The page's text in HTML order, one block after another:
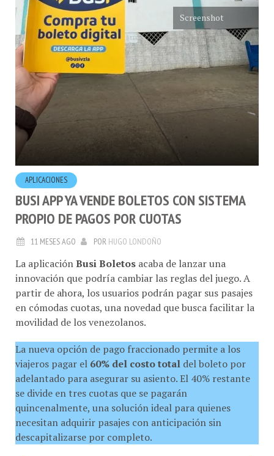
Screenshot
APLICACIONES
BUSI APP YA VENDE BOLETOS CON SISTEMA
PROPIO DE PAGOS POR CUOTAS
innovación que podría cambiar las reglas del juego. A
partir de ahora, los usuarios podrán pagar sus pasajes
en cómodas cuotas, una novedad que busca facilitar la
movilidad de los venezolanos.
viajeros pagar el 60% del costo total del boleto por
adelantado para asegurar su asiento. El 40% restante
se divide en tres cuotas que se pagarán
quincenalmente, una solución ideal para quienes
necesitan adquirir pasajes con anticipación sin
descapitalizarse por completo.